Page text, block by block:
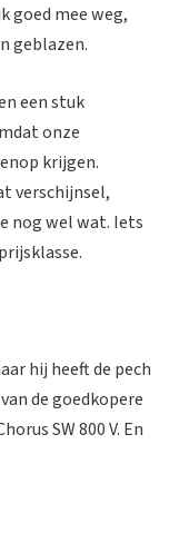
goed mee weg,
geblazen.
een stuk
onze
krijgen.
verschijnsel,
nog wel wat. Iets
hij heeft de pech
de goedkopere
SW 800 V. En